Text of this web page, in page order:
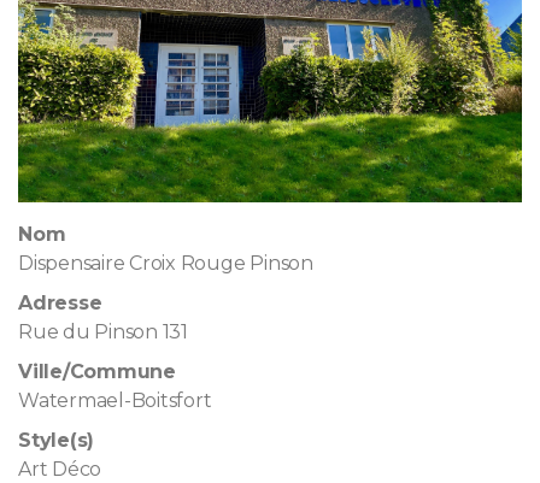
Nom
Dispensaire Croix Rouge Pinson
Adresse
Rue du Pinson 131
Ville/Commune
Watermael-Boitsfort
Style(s)
Art Déco